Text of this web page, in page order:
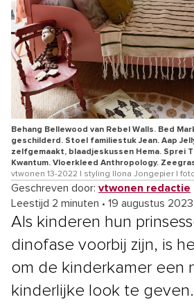
Behang Bellewood van Rebel Walls. Bed
geschilderd. Stoel familiestuk Jean. Aap
zelfgemaakt, blaadjeskussen Hema. Sprei
Kwantum. Vloerkleed Anthropology.
vtwonen 13-2022 | styling Ilona Jongepier |
Geschreven door: vtwonen redactie
Leestijd 2 minuten • 19 augustus
Als kinderen hun
dinofase voorbij zijn, is
om de kinderkamer een
kinderlijke look te